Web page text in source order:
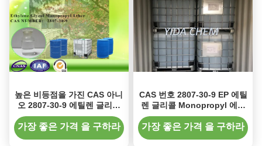
높은 비등점을 가진 CAS 아니
오 2807-30-9 에틸렌 글리콜
프로필 에테르 EGPE
가장 좋은 가격 을 구하라
CAS 번호 2807-30-9 EP 에틸
렌 글리콜 Monopropyl 에테
르 Eco 용매 잉크
가장 좋은 가격 을 구하라